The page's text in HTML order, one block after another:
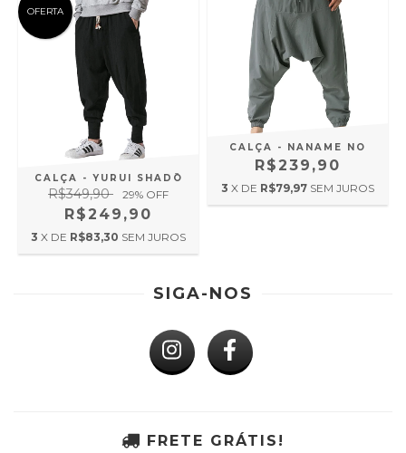
OFERTA
CALÇA - YURUI SHADŌ
R$349,90 29% OFF
R$249,90
3 X DE R$83,30 SEM JUROS
CALÇA - NANAME NO
R$239,90
3 X DE R$79,97 SEM JUROS
SIGA-NOS
FRETE GRÁTIS!